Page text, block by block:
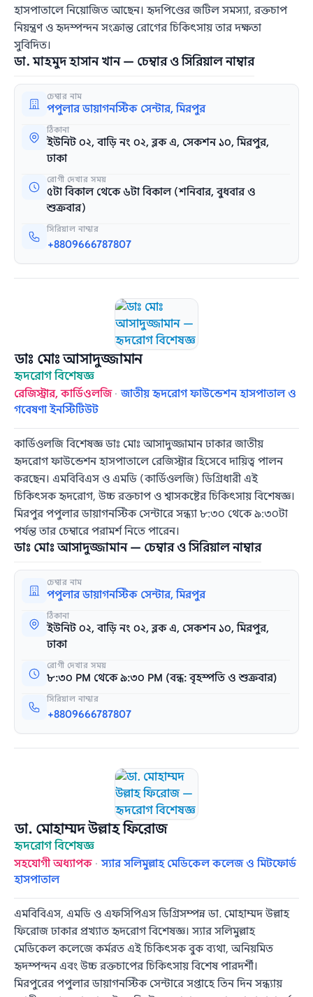
হাসপাতালে নিয়োজিত আছেন। হৃদপিণ্ডের জটিল সমস্যা, রক্তচাপ
নিয়ন্ত্রণ ও হৃদস্পন্দন সংক্রান্ত রোগের চিকিৎসায় তার দক্ষতা
সুবিদিত।
ডা. মাহমুদ হাসান খান — চেম্বার ও সিরিয়াল নাম্বার
চেম্বার নাম
পপুলার ডায়াগনস্টিক সেন্টার, মিরপুর
ঠিকানা
ইউনিট ০২, বাড়ি নং ০২, ব্লক এ, সেকশন ১০, মিরপুর,
ঢাকা
রোগী দেখার সময়
৫টা বিকাল থেকে ৬টা বিকাল (শনিবার, বুধবার ও
শুক্রবার)
সিরিয়াল নাম্বার
+8809666787807
ডাঃ মোঃ আসাদুজ্জামান
হৃদরোগ বিশেষজ্ঞ
রেজিস্ট্রার, কার্ডিওলজি ·জাতীয় হৃদরোগ ফাউন্ডেশন হাসপাতাল ও
গবেষণা ইনস্টিটিউট
কার্ডিওলজি বিশেষজ্ঞ ডাঃ মোঃ আসাদুজ্জামান ঢাকার জাতীয়
হৃদরোগ ফাউন্ডেশন হাসপাতালে রেজিস্ট্রার হিসেবে দায়িত্ব পালন
করছেন। এমবিবিএস ও এমডি (কার্ডিওলজি) ডিগ্রিধারী এই
চিকিৎসক হৃদরোগ, উচ্চ রক্তচাপ ও শ্বাসকষ্টের চিকিৎসায় বিশেষজ্ঞ।
মিরপুর পপুলার ডায়াগনস্টিক সেন্টারে সন্ধ্যা ৮:৩০ থেকে ৯:৩০টা
পর্যন্ত তার চেম্বারে পরামর্শ নিতে পারেন।
ডাঃ মোঃ আসাদুজ্জামান — চেম্বার ও সিরিয়াল নাম্বার
চেম্বার নাম
পপুলার ডায়াগনস্টিক সেন্টার, মিরপুর
ঠিকানা
ইউনিট ০২, বাড়ি নং ০২, ব্লক এ, সেকশন ১০, মিরপুর,
ঢাকা
রোগী দেখার সময়
৮:৩০ PM থেকে ৯:৩০ PM (বন্ধ: বৃহস্পতি ও শুক্রবার)
সিরিয়াল নাম্বার
+8809666787807
ডা. মোহাম্মদ উল্লাহ ফিরোজ
হৃদরোগ বিশেষজ্ঞ
সহযোগী অধ্যাপক ·স্যার সলিমুল্লাহ মেডিকেল কলেজ ও মিটফোর্ড
হাসপাতাল
এমবিবিএস, এমডি ও এফসিপিএস ডিগ্রিসম্পন্ন ডা. মোহাম্মদ উল্লাহ
ফিরোজ ঢাকার প্রখ্যাত হৃদরোগ বিশেষজ্ঞ। স্যার সলিমুল্লাহ
মেডিকেল কলেজে কর্মরত এই চিকিৎসক বুক ব্যথা, অনিয়মিত
হৃদস্পন্দন এবং উচ্চ রক্তচাপের চিকিৎসায় বিশেষ পারদর্শী।
মিরপুরের পপুলার ডায়াগনস্টিক সেন্টারে সপ্তাহে তিন দিন সন্ধ্যায়